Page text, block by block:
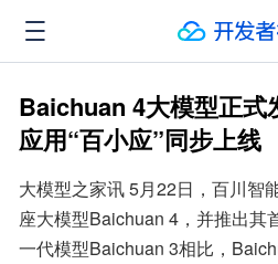
Baichuan 4大模型正式
应用“百小应”同步上线
大模型之家讯 5月22日，百川智
座大模型Baichuan 4，并推出其
一代模型Baichuan 3相比，